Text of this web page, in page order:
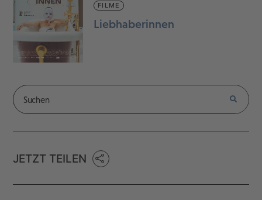
FILME
Liebhaberinnen
JETZT TEILEN